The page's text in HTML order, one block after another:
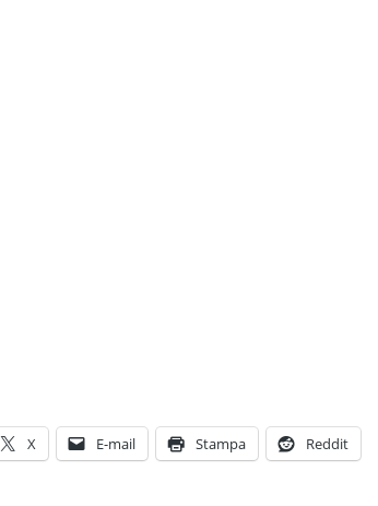
X E-mail Stampa Reddit